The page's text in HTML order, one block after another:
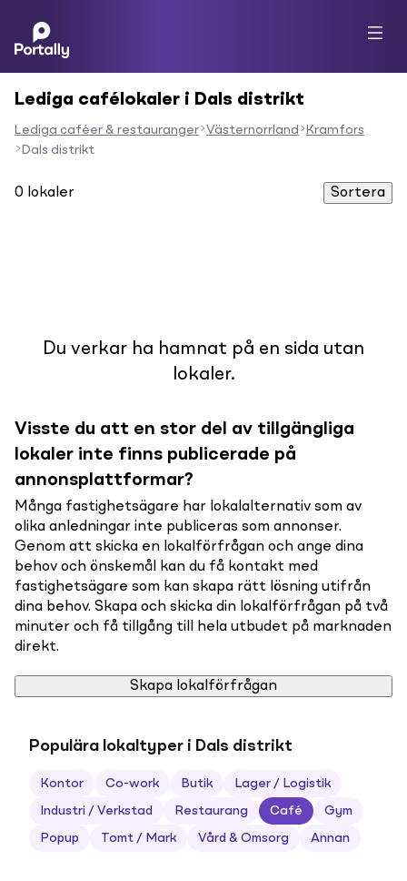
Lediga cafélokaler i Dals distrikt
Lediga caféer & restauranger Västernorrland
Kramfors
Dals distrikt
0 lokaler Sortera
Du verkar ha hamnat på en sida utan
lokaler.
Visste du att en stor del av tillgängliga
lokaler inte finns publicerade på
annonsplattformar?
Många fastighetsägare har lokalalternativ som av
olika anledningar inte publiceras som annonser.
Genom att skicka en lokalförfrågan och ange dina
behov och önskemål kan du få kontakt med
fastighetsägare som kan skapa rätt lösning utifrån
dina behov. Skapa och skicka din lokalförfrågan på två
minuter och få tillgång till hela utbudet på marknaden
direkt.
Skapa lokalförfrågan
Populära lokaltyper i Dals distrikt
Kontor Co-work Butik Lager / Logistik
Industri / Verkstad Restaurang Café Gym
Popup Tomt / Mark Vård & Omsorg Annan